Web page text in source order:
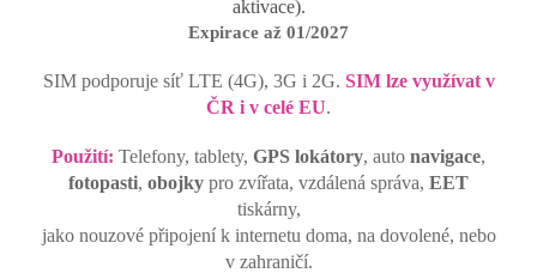
aktivace).
Expirace až 01/2027
SIM podporuje síť LTE (4G), 3G i 2G. SIM lze využívat v
ČR i v celé EU.
Použití: Telefony, tablety, GPS lokátory, auto navigace,
fotopasti, obojky pro zvířata, vzdálená správa, EET
tiskárny,
jako nouzové připojení k internetu doma, na dovolené, nebo
v zahraničí.